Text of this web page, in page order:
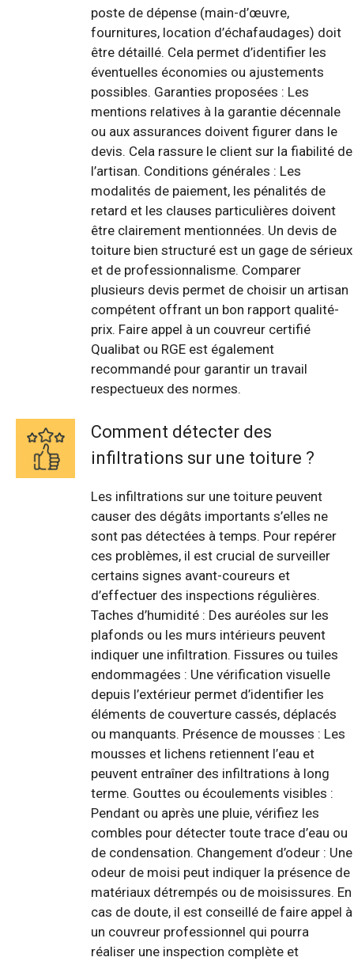
poste de dépense (main-d’œuvre,
fournitures, location d’échafaudages) doit
être détaillé. Cela permet d’identifier les
éventuelles économies ou ajustements
possibles. Garanties proposées : Les
mentions relatives à la garantie décennale
ou aux assurances doivent figurer dans le
devis. Cela rassure le client sur la fiabilité de
l’artisan. Conditions générales : Les
modalités de paiement, les pénalités de
retard et les clauses particulières doivent
être clairement mentionnées. Un devis de
toiture bien structuré est un gage de sérieux
et de professionnalisme. Comparer
plusieurs devis permet de choisir un artisan
compétent offrant un bon rapport qualité-
prix. Faire appel à un couvreur certifié
Qualibat ou RGE est également
recommandé pour garantir un travail
respectueux des normes.
Comment détecter des
infiltrations sur une toiture ?
Les infiltrations sur une toiture peuvent
causer des dégâts importants s’elles ne
sont pas détectées à temps. Pour repérer
ces problèmes, il est crucial de surveiller
certains signes avant-coureurs et
d’effectuer des inspections régulières.
Taches d’humidité : Des auréoles sur les
plafonds ou les murs intérieurs peuvent
indiquer une infiltration. Fissures ou tuiles
endommagées : Une vérification visuelle
depuis l’extérieur permet d’identifier les
éléments de couverture cassés, déplacés
ou manquants. Présence de mousses : Les
mousses et lichens retiennent l’eau et
peuvent entraîner des infiltrations à long
terme. Gouttes ou écoulements visibles :
Pendant ou après une pluie, vérifiez les
combles pour détecter toute trace d’eau ou
de condensation. Changement d’odeur : Une
odeur de moisi peut indiquer la présence de
matériaux détrempés ou de moisissures. En
cas de doute, il est conseillé de faire appel à
un couvreur professionnel qui pourra
réaliser une inspection complète et